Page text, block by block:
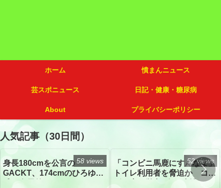
ホーム 憤まんニュース
芸スポニュース 日記・健康・糖尿病
About プライバシーポリシー
人気記事（30日間）
身長180cmを公言の
GACKT、174cmのひろゆき
58 views
「コンビニ馬鹿にすんなよ」
トイレ利用者を脅迫か コン
52 views